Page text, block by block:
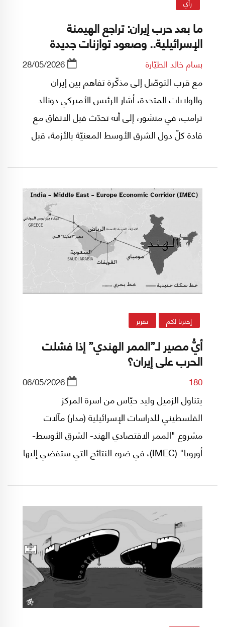
ما بعد حرب إيران: تراجع الهيمنة
الإسرائيلية.. وصعود توازنات جديدة
بسام خالد الطيّارة 28/05/2026
مع قرب التوصّل إلى مذكّرة تفاهم بين إيران
والولايات المتحدة، أشار الرئيس الأميركي دونالد
ترامب، في منشور، إلى أنه تحدّث قبل الاتفاق مع
قادة كلّ دول الشرق الأوسط المعنيّة بالأزمة، قبل
إخترنا لكم تقرير
أيُّ مصير لـ”الممر الهندي” إذا فشلت
الحرب على إيران؟
180
06/05/2026
يتناول الزميل وليد حبّاس من اسرة المركز
الفلسطيني للدراسات الإسرائيلية (مدار) مآلات
مشروع "الممر الاقتصادي الهند- الشرق الأوسط-
أوروبا" (IMEC)، في ضوء النتائج التي ستفضي إليها
بوصفه أحد أهم المشاريع الجيوسياسية في الشرق
الأوسط، حيث أُعلن عنه خلال قمة مجموعة العشرين
بأوروبا عبر الخليج وإسرائيل والبحر المتوسط (قبرص
واليونان).